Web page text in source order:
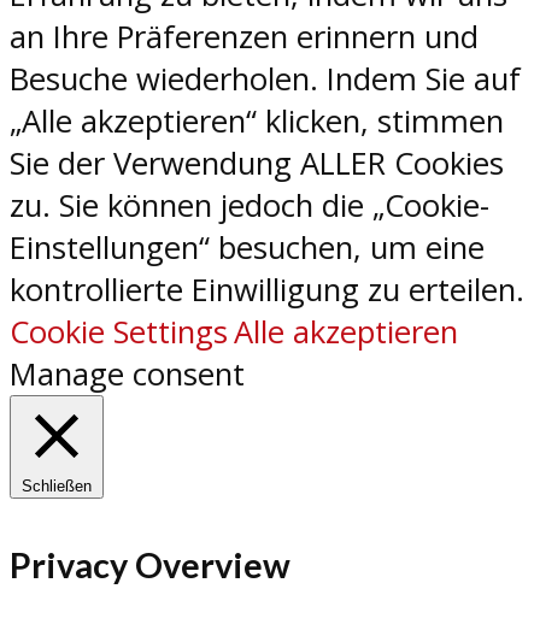
an Ihre Präferenzen erinnern und
Besuche wiederholen. Indem Sie auf
„Alle akzeptieren“ klicken, stimmen
Sie der Verwendung ALLER Cookies
zu. Sie können jedoch die „Cookie-
Einstellungen“ besuchen, um eine
kontrollierte Einwilligung zu erteilen.
Cookie SettingsAlle akzeptieren
Manage consent
Schließen
Privacy Overview